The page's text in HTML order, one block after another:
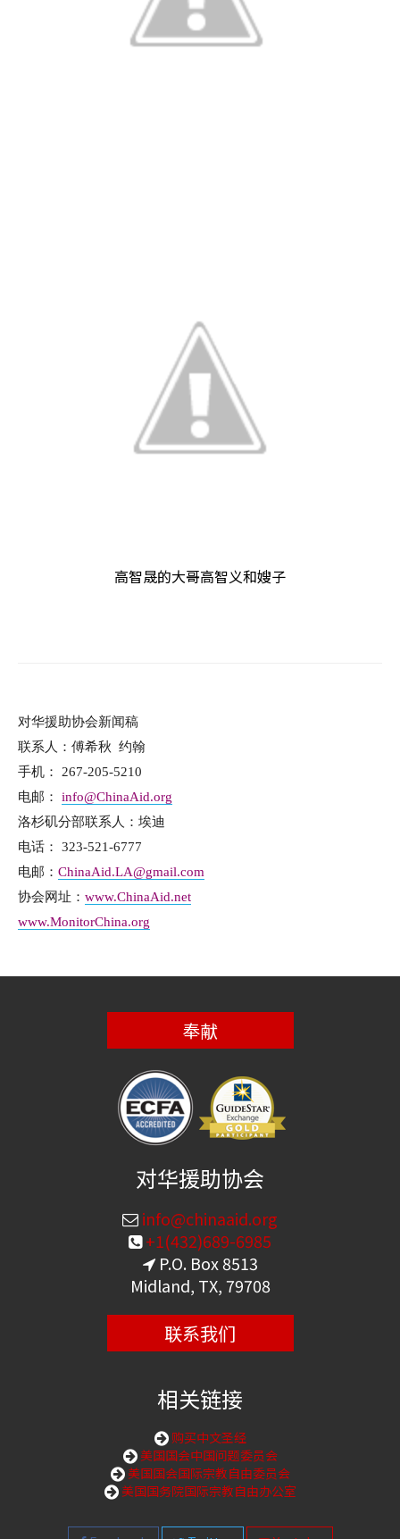
高智晟的大哥高智义和嫂子
对华援助协会新闻稿
联系人：傅希秋 约翰
手机： 267-205-5210
电邮： info@ChinaAid.org
洛杉矶分部联系人：埃迪
电话： 323-521-6777
电邮： ChinaAid.LA@gmail.com
协会网址： www.ChinaAid.net
www.MonitorChina.org
奉献
对华援助协会
info@chinaaid.org
+1(432)689-6985
P.O. Box 8513
Midland, TX, 79708
联系我们
相关链接
购买中文圣经
美国国会中国问题委员会
美国国会国际宗教自由委员会
美国国务院国际宗教自由办公室